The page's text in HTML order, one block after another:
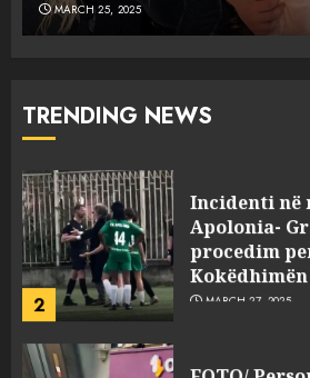
MARCH 25, 2025
TRENDING NEWS
1
Punonjësja
pasuri të
2
Incidenti në
Apolonia-
procedim
Kokëdhimën
MARCH 27, 2025
FOTO/